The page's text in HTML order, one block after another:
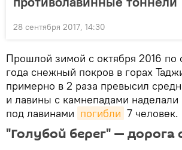
28 сентября 2017, 14:30
Прошлой зимой с октября 2016 по
года снежный покров в горах
примерно в 2 раза превысил
и лавины с камнепадами
под лавинами погибли 7 человек.
"Голубой берег" — дорога